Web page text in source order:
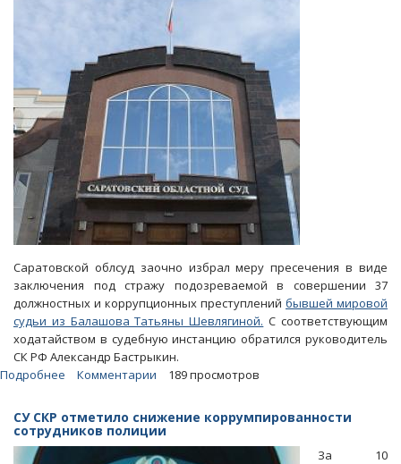
расплатились
поставщиками
Саратовской облсуд заочно избрал меру пресечения в виде
заключения под стражу подозреваемой в совершении 37
должностных и коррупционных преступлений бывшей мировой
судьи из Балашова Татьяны Шевлягиной. С соответствующим
ходатайством в судебную инстанцию обратился руководитель
СК РФ Александр Бастрыкин.
Подробнее
37
эпизодам
Комментарии 189 просмотров
СУ СКР отметило снижение коррумпированности
сотрудников полиции
За 10